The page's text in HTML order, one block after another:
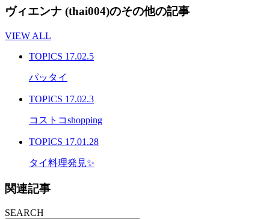
ヴィエンナ (thai004)のその他の記事
VIEW ALL
TOPICS 17.02.5
パッタイ
TOPICS 17.02.3
コストコshopping
TOPICS 17.01.28
タイ料理発見✨
関連記事
SEARCH